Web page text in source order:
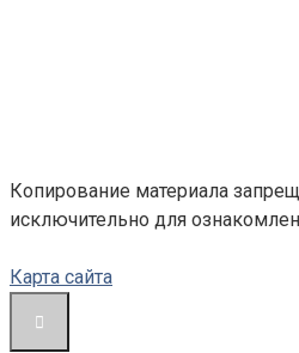
Копирование материала
исключительно для
Карта сайта